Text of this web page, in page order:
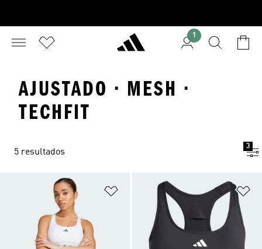
1
AJUSTADO · MESH ·
TECHFIT
5 resultados
3
Añadir a la lista de deseos